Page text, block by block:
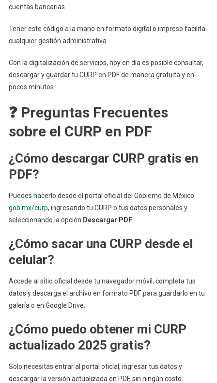
cuentas bancarias.
Tener este código a la mano en formato digital o impreso facilita
cualquier gestión administrativa.
Con la digitalización de servicios, hoy en día es posible consultar,
descargar y guardar tu CURP en PDF de manera gratuita y en
pocos minutos.
❓ Preguntas Frecuentes
sobre el CURP en PDF
¿Cómo descargar CURP gratis en
PDF?
Puedes hacerlo desde el portal oficial del Gobierno de México
gob.mx/curp, ingresando tu CURP o tus datos personales y
seleccionando la opción Descargar PDF.
¿Cómo sacar una CURP desde el
celular?
Accede al sitio oficial desde tu navegador móvil, completa tus
datos y descarga el archivo en formato PDF para guardarlo en tu
galería o en Google Drive.
¿Cómo puedo obtener mi CURP
actualizado 2025 gratis?
Solo necesitas entrar al portal oficial, ingresar tus datos y
descargar la versión actualizada en PDF, sin ningún costo.